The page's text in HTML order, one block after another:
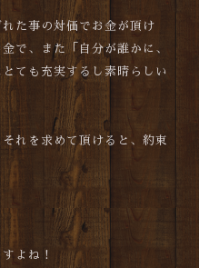
た事の対価でお金が頂け
で、また「自分が誰かに、
ても充実するし素晴らしい
れを求めて頂けると、約束
よね！